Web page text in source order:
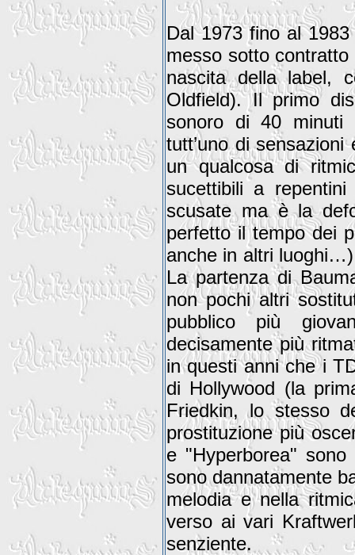
Dal 1973 fino al
messo sotto contratto
nascita della label,
Oldfield). Il primo
sonoro di 40 minuti
tutt’uno di
un qualcosa di
sucettibili a
scusate ma è la
perfetto il tempo dei
anche in altri
La partenza di
non pochi altri
pubblico più
decisamente più
in questi anni che i
di Hollywood (la
Friedkin, lo stesso
prostituzione più
e "Hyperborea"
sono dannatamente
melodia e nella
verso ai vari
senziente.